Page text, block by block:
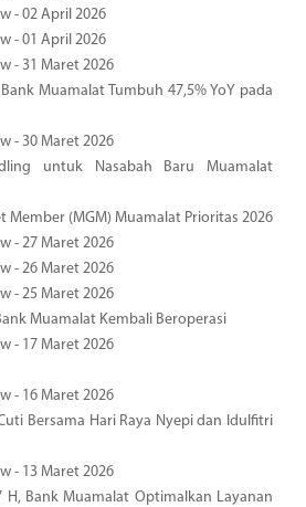
- 02 April 2026
- 01 April 2026
- 31 Maret 2026
Muamalat Tumbuh 47,5% YoY pada
- 30 Maret 2026
untuk Nasabah Baru Muamalat
Member (MGM) Muamalat Prioritas 2026
- 27 Maret 2026
- 26 Maret 2026
- 25 Maret 2026
Muamalat Kembali Beroperasi
- 17 Maret 2026
- 16 Maret 2026
Bersama Hari Raya Nyepi dan Idulfitri
- 13 Maret 2026
H, Bank Muamalat Optimalkan Layanan